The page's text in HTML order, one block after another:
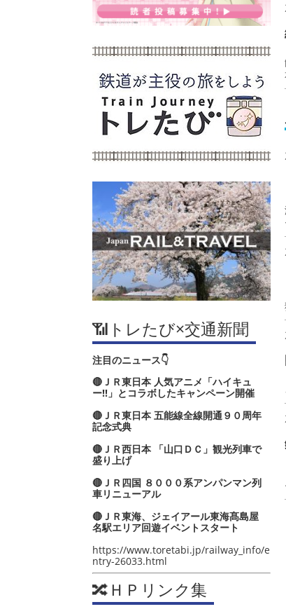
📶トレたび×交通新聞
注目のニュース👇
🔴ＪＲ東日本 人気アニメ「ハイキュ
ー‼」とコラボしたキャンペーン開催
🔴ＪＲ東日本 五能線全線開通９０周年
記念式典
🔴ＪＲ西日本 「山口ＤＣ」観光列車で
盛り上げ
🔴ＪＲ四国 ８０００系アンパンマン列
車リニューアル
🔴ＪＲ東海、ジェイアール東海髙島屋
名駅エリア回遊イベントスタート
https://www.toretabi.jp/railway_info/e
ntry-26033.html
🔀ＨＰリンク集